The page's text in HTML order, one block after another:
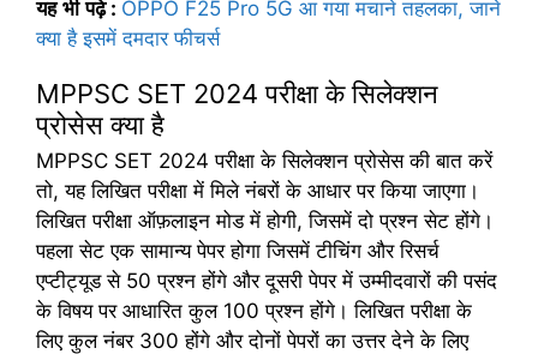
यह भी पढ़े: OPPO F25 Pro 5G आ गया मचाने तहलका, जाने
क्या है इसमें दमदार फीचर्स
MPPSC SET 2024 परीक्षा के सिलेक्शन
प्रोसेस क्या है
MPPSC SET 2024 परीक्षा के सिलेक्शन प्रोसेस की बात करें
तो, यह लिखित परीक्षा में मिले नंबरों के आधार पर किया जाएगा।
लिखित परीक्षा ऑफ़लाइन मोड में होगी, जिसमें दो प्रश्न सेट होंगे।
पहला सेट एक सामान्य पेपर होगा जिसमें टीचिंग और रिसर्च
एप्टीट्यूड से 50 प्रश्न होंगे और दूसरी पेपर में उम्मीदवारों की पसंद
के विषय पर आधारित कुल 100 प्रश्न होंगे। लिखित परीक्षा के
लिए कुल नंबर 300 होंगे और दोनों पेपरों का उत्तर देने के लिए